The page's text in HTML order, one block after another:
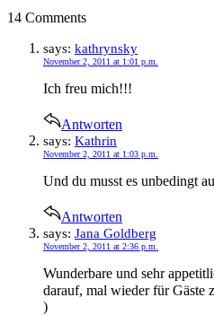
14 Comments
says: kathrynsky
November 2, 2011 at 1:01 p.m.
Ich freu mich!!!
Antworten
says: Kathrin
November 2, 2011 at 1:03 p.m.
Und du musst es unbedingt
Antworten
says: Jana Goldberg
November 2, 2011 at 2:36 p.m.
Wunderbare und sehr
darauf, mal wieder für Gäste
)